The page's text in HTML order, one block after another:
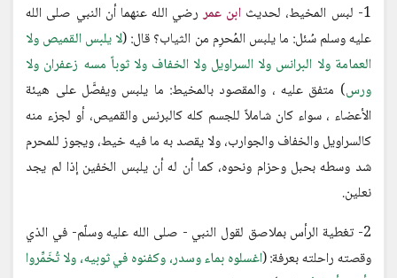
1- لبس المخيط، لحديث
ابن عمررضي الله عنهما أن النبي صلى الله
عليه وسلم سُئل: ما يلبس المُحرِم من الثياب؟ قال: (لا يلبس القميص ولا
العمامة ولا البرانس ولا السراويل ولا الخفاف ولا ثوباً مسه زعفران ولا
ورس) متفق عليه ، والمقصود بالمخيط: ما يلبس ويفصَّل على هيئة
الأعضاء ، سواء كان شاملاً للجسم كله كالبرنس والقميص، أو لجزء منه
كالسراويل والخفاف والجوارب، ولا يقصد به ما فيه خيط، ويجوز للمحرم
شد وسطه بحبل وحزام ونحوه، كما أن له أن يلبس الخفين إذا لم يجد
نعلين.
2- تغطية الرأس بملاصق لقول النبي - صلى الله عليه وسلّم- في الذي
وقصته راحلته بعرفة: (اغسلوه بماء وسدر، وكفنوه في ثوبيه، ولا تُخَمِّروا